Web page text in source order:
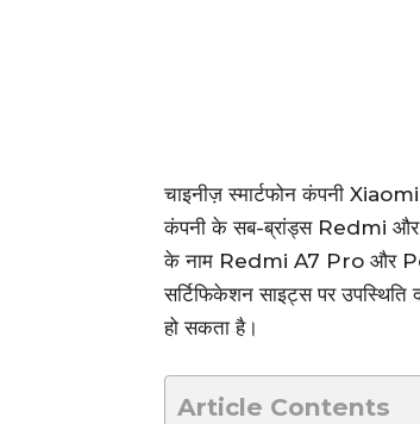
चाइनीज़ स्मार्टफोन कंपनी
कंपनी के सब-ब्रांड्स Redmi और
के नाम Redmi A7 Pro और
सर्टिफिकेशन साइट्स पर उपस्थिति
हो सकता है।
Article Contents